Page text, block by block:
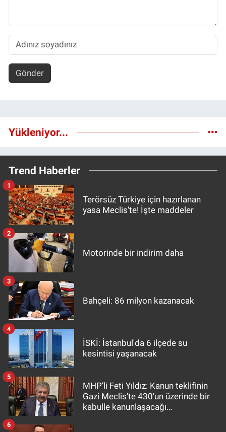
Gönder
Yükleniyor...
Trend Haberler
Terörsüz Türkiye için hazırlanan
yasa Meclis'te! İşte maddeler
1
Motorinde bir indirim daha
2
Bahçeli: 86 milyon kazanacak
3
İSKİ: İstanbul'da 6 ilçede su
kesintisi yaşanacak
4
MHP’li Feti Yıldız: Kanun teklifinin
Gazi Meclis'te 430’un üzerinde bir
kabulle kanunlaşacağı
5
6